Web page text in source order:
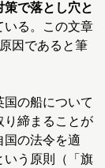
で落とし穴と
いる。この文章
因であると筆
の船について
り締まることが
国の法令を適
いう原則（「旗